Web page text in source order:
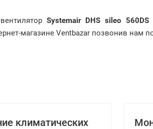
Systemair DHS sileo 560DS
магазине Ventbazar позвонив нам
климатических